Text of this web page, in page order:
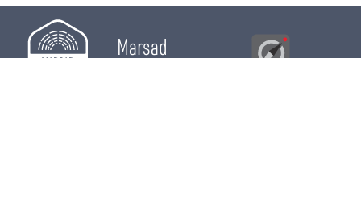
Marsad